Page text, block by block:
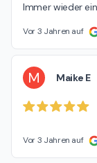
Immer wieder
Vor 3 Jahren auf
M Maike E
Vor 3 Jahren auf